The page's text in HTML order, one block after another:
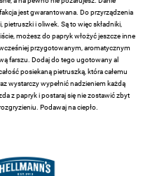
jest gwarantowana. Do przyrządzenia
i oliwek. Są to więc składniki,
możesz do papryk włożyć jeszcze inne
przygotowanym, aromatycznym
farszu. Dodaj do tego ugotowany al
posiekaną pietruszką, która całemu
wystarczy wypełnić nadzieniem każdą
z papryk i postaraj się nie zostawić zbyt
Podawaj na ciepło.